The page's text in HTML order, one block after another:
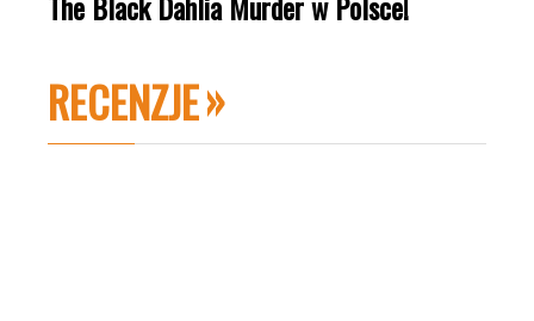
RECENZJE